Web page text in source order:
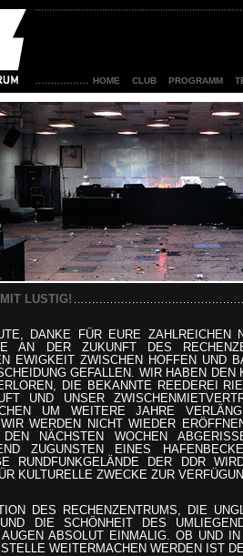
HOME CLUB PROGRAMM
LUSTIG!
DANKE FÜR EURE ZAHLREICHEN
AN DER ZUKUNFT DES
EWIGKEIT ZWISCHEN HOFFEN UND
GEFALLEN. WIR HABEN
DIE BEKANNTE REEDEREI
UND UNSER
UM WEITERE JAHRE
WERDEN NICHT WIEDER
NÄCHSTEN WOCHEN
ZUGUNSTEN EINES
RUNDFUNKGELÄNDE​ DER DDR
KULTURELLE ZWECKE ZUR
DES RECHENZENTRUMS,​ DIE
DIE SCHÖNHEIT DES
AUGEN ABSOLUT EINMALIG. OB UND
WEITERMACHEN WERDEN IST